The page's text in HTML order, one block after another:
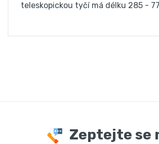
teleskopickou tyčí má délku 285 -
Zeptejte se